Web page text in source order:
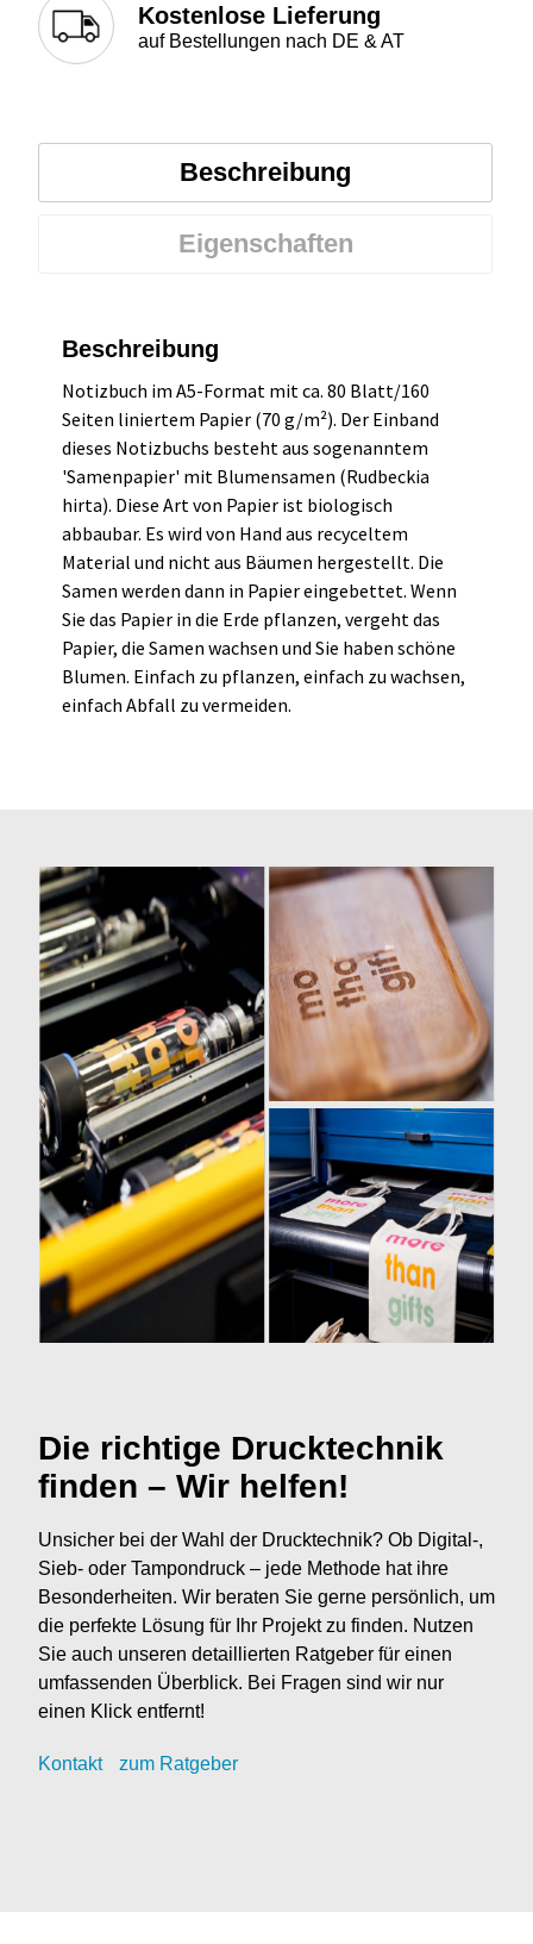
Kostenlose Lieferung
auf Bestellungen nach DE & AT
Beschreibung
Eigenschaften
Beschreibung
Notizbuch im A5-Format mit ca. 80 Blatt/160
Seiten liniertem Papier (70 g/m²). Der Einband
dieses Notizbuchs besteht aus sogenanntem
'Samenpapier' mit Blumensamen (Rudbeckia
hirta). Diese Art von Papier ist biologisch
abbaubar. Es wird von Hand aus recyceltem
Material und nicht aus Bäumen hergestellt. Die
Samen werden dann in Papier eingebettet. Wenn
Sie das Papier in die Erde pflanzen, vergeht das
Papier, die Samen wachsen und Sie haben schöne
Blumen. Einfach zu pflanzen, einfach zu wachsen,
einfach Abfall zu vermeiden.
Die richtige Drucktechnik
finden – Wir helfen!
Unsicher bei der Wahl der Drucktechnik? Ob Digital-,
Sieb- oder Tampondruck – jede Methode hat ihre
Besonderheiten. Wir beraten Sie gerne persönlich, um
die perfekte Lösung für Ihr Projekt zu finden. Nutzen
Sie auch unseren detaillierten Ratgeber für einen
umfassenden Überblick. Bei Fragen sind wir nur
einen Klick entfernt!
Kontakt zum Ratgeber